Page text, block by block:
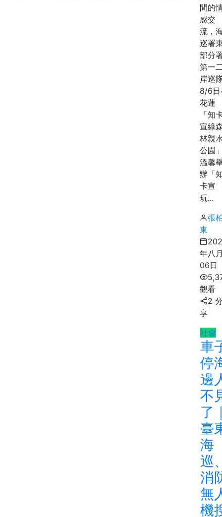
間的
感交
流，
巡署
部分
第一
岸巡
8/6日
花蓮
「知
宣綠
林親
公園
溫馨
辦「
卡宣
玩...
張
東
年八
06日
觀看
2
享
社會
車
停
邊
不
了
臺
海
巡
消
無
機